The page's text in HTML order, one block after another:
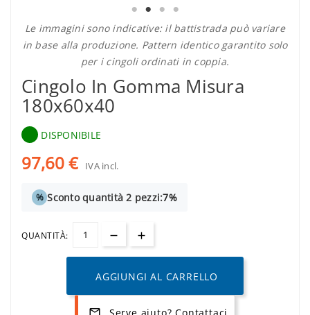
Le immagini sono indicative: il battistrada può variare
in base alla produzione. Pattern identico garantito solo
per i cingoli ordinati in coppia.
Cingolo In Gomma Misura
180x60x40
DISPONIBILE
97,60 € IVA incl.
% Sconto quantità 2 pezzi:7%
QUANTITÀ:
AGGIUNGI AL CARRELLO
mail_outline Serve aiuto? Contattaci